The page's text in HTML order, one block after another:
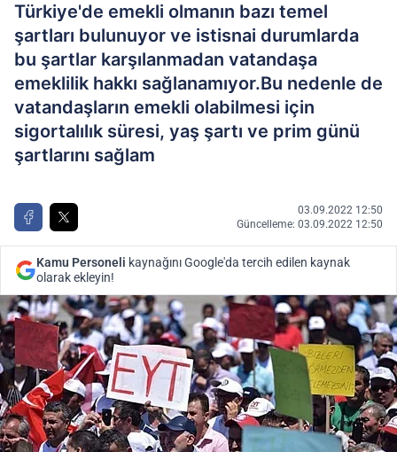
Türkiye'de emekli olmanın bazı temel
şartları bulunuyor ve istisnai durumlarda
bu şartlar karşılanmadan vatandaşa
emeklilik hakkı sağlanamıyor.Bu nedenle de
vatandaşların emekli olabilmesi için
sigortalılık süresi, yaş şartı ve prim günü
şartlarını sağlam
03.09.2022 12:50
Güncelleme: 03.09.2022 12:50
Kamu Personeli kaynağını Google'da tercih edilen kaynak
olarak ekleyin!